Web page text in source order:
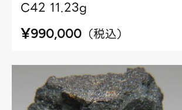
C42 11.23g
¥990,000 （税込）